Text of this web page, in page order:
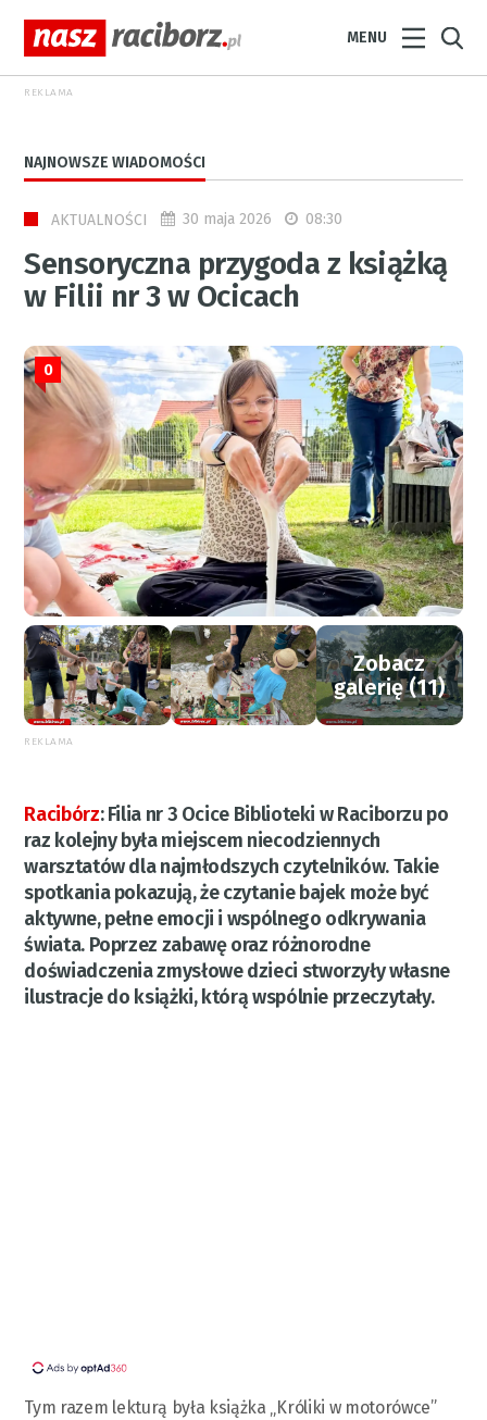
MENU
REKLAMA
NAJNOWSZE WIADOMOŚCI
AKTUALNOŚCI 30 maja 2026 08:30
Sensoryczna przygoda z książką
w Filii nr 3 w Ocicach
0
Zobacz
galerię (11)
REKLAMA
Racibórz:Filia nr 3 Ocice Biblioteki w Raciborzu po
raz kolejny była miejscem niecodziennych
warsztatów dla najmłodszych czytelników. Takie
spotkania pokazują, że czytanie bajek może być
aktywne, pełne emocji i wspólnego odkrywania
świata. Poprzez zabawę oraz różnorodne
doświadczenia zmysłowe dzieci stworzyły własne
ilustracje do książki, którą wspólnie przeczytały.
Tym razem lekturą była książka „Króliki w motorówce”